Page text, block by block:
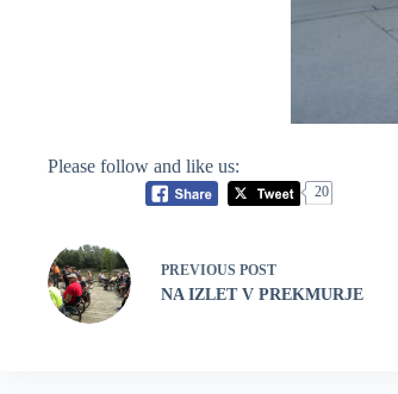
Please follow and like us:
20
PREVIOUS POST
NA IZLET V PREKMURJE